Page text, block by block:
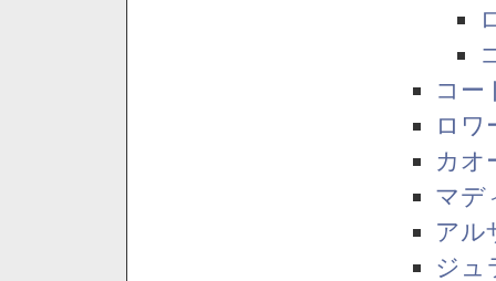
コー
ロワ
カオ
マデ
アル
ジュ